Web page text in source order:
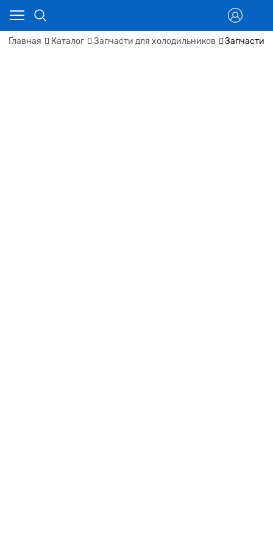
Главная Каталог Запчасти для холодильников Запчасти